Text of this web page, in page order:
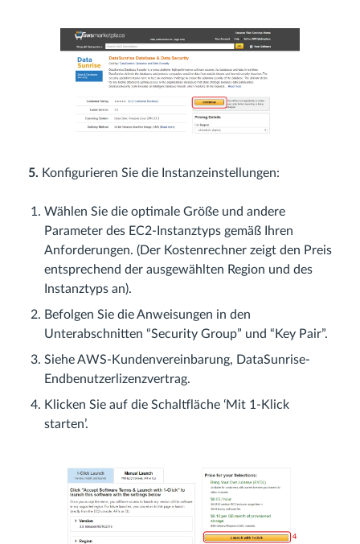
5. Konfigurieren Sie die Instanzeinstellungen:
Wählen Sie die optimale Größe und andere
Parameter des EC2-Instanztyps gemäß Ihren
Anforderungen. (Der Kostenrechner zeigt den Preis
entsprechend der ausgewählten Region und des
Instanztyps an).
Befolgen Sie die Anweisungen in den
Unterabschnitten “Security Group” und “Key Pair”.
Siehe AWS-Kundenvereinbarung, DataSunrise-
Endbenutzerlizenzvertrag.
Klicken Sie auf die Schaltfläche ‘Mit 1-Klick
starten’.